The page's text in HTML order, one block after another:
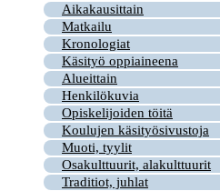
Aikakausittain
Matkailu
Kronologiat
Käsityö oppiaineena
Alueittain
Henkilökuvia
Opiskelijoiden töitä
Koulujen käsityösivustoja
Muoti, tyylit
Osakulttuurit, alakulttuurit
Traditiot, juhlat